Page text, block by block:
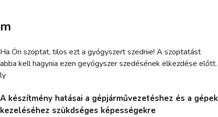
m
Ha Ön szoptat, tilos ezt a gyógyszert szednie! A szoptatást
abba kell hagynia ezen geyógyszer szedésének elkezdése előtt.
ly
A készítmény hatásai a gépjárművezetéshez és a gépek
kezeléséhez szükdséges képességekre